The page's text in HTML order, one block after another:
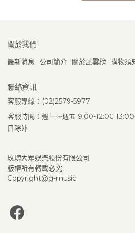
關於我們
最新消息 公司簡介 關於風雲榜 購物須
聯絡資訊
客服專線：(02)2579-5977
客服時間：週一～週五 9:00-12:00
日除外
玫瑰大眾娛樂股份有限公司
版權所有轉載必究.
Copyright@g-music